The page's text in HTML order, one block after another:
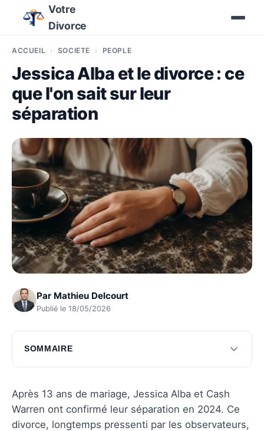
Votre
Divorce
ACCUEIL SOCIÉTÉ PEOPLE
Jessica Alba et le divorce : ce
que l'on sait sur leur
séparation
Par Mathieu Delcourt
Publié le 18/05/2026
SOMMAIRE
La rumeur de divorce de jessica alba
Réactions du public et implications
Questions fréquentes
Après 13 ans de mariage, Jessica Alba et Cash
Warren ont confirmé leur séparation en 2024. Ce
divorce, longtemps pressenti par les observateurs,